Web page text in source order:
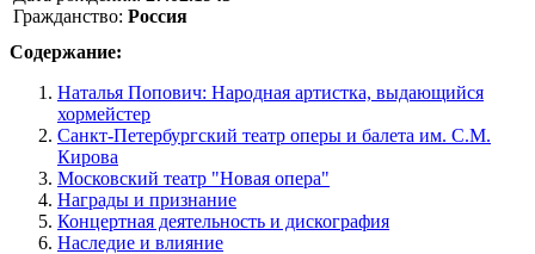
Гражданство: Россия
Содержание:
Наталья Попович: Народная артистка, выдающийся
хормейстер
Санкт-Петербургский театр оперы и балета им. С.М.
Кирова
Московский театр "Новая опера"
Награды и признание
Концертная деятельность и дискография
Наследие и влияние